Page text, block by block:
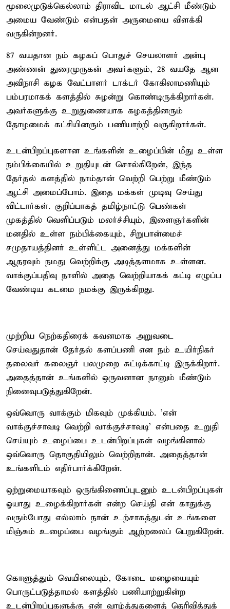
மூலைமுடுக்கெல்லாம் திராவிட மாடல் ஆட்சி மீண்டும்
அமைய வேண்டும் என்பதன் அருமையை விளக்கி
வருகின்றனர்.
87 வயதான நம் கழகப் பொதுச் செயலாளர் அன்பு
அண்ணன் துரைமுருகன் அவர்களும், 28 வயதே ஆன
அவிநாசி கழக வேட்பாளர் டாக்டர் கோகிலாமணியும்
பம்பரமாகக் களத்தில் சுழன்று கொண்டிருக்கிறார்கள்.
அவர்களுக்கு உறுதுணையாக கழகத்தினரும்
தோழமைக் கட்சியினரும் பணியாற்றி வருகிறார்கள்.
உடன்பிறப்புகளான உங்களின் உழைப்பின் மீது உள்ள
நம்பிக்கையில் உறுதியுடன் சொல்கிறேன், இந்த
தேர்தல் களத்தில் நாம்தான் வெற்றி பெற்று மீண்டும்
ஆட்சி அமைப்போம். இதை மக்கள் முடிவு செய்து
விட்டார்கள். குறிப்பாகத் தமிழ்நாட்டு பெண்கள்
முகத்தில் வெளிப்படும் மலர்ச்சியும், இளைஞர்களின்
மனதில் உள்ள நம்பிக்கையும், சிறுபான்மைச்
சமுதாயத்தினர் உள்ளிட்ட அனைத்து மக்களின்
ஆதரவும் நமது வெற்றிக்கு அடித்தளமாக உள்ளன.
வாக்குப்பதிவு நாளில் அதை வெற்றியாகக் கட்டி எழுப்ப
வேண்டிய கடமை நமக்கு இருக்கிறது.
முற்றிய நெற்கதிரைக் கவனமாக அறுவடை
செய்வதுதான் தேர்தல் களப்பணி என நம் உயிர்நிகர்
தலைவர் கலைஞர் பலமுறை சுட்டிக்காட்டி இருக்கிறார்.
அதைத்தான் உங்களில் ஒருவனான நானும் மீண்டும்
நினைவுபடுத்துகிறேன்.
ஒவ்வொரு வாக்கும் மிகவும் முக்கியம். 'என்
வாக்குச்சாவடி வெற்றி வாக்குச்சாவடி' என்பதை உறுதி
செய்யும் உழைப்பை உடன்பிறப்புகள் வழங்கினால்
ஒவ்வொரு தொகுதியிலும் வெற்றிதான். அதைத்தான்
உங்களிடம் எதிர்பார்க்கிறேன்.
ஒற்றுமையாகவும் ஒருங்கிணைப்புடனும் உடன்பிறப்புகள்
ஓயாது உழைக்கிறார்கள் என்ற செய்தி என் காதுக்கு
வரும்போது எல்லாம் நான் உற்சாகத்துடன் உங்களை
மிஞ்சும் உழைப்பை வழங்கும் ஆற்றலைப் பெறுகிறேன்.
கொளுத்தும் வெயிலையும், கோடை மழையையும்
பொருட்படுத்தாமல் களத்தில் பணியாற்றுகின்ற
உடன்பிறப்புகளுக்கு என் வாழ்த்துகளைத் தெரிவித்துக்